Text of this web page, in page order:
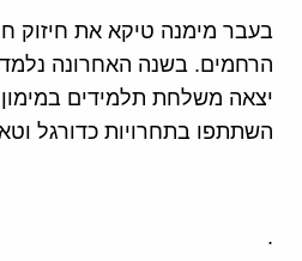
בעבר מימנה טיקא את חיזוק
הרחמים. בשנה האחרונה
יצאה משלחת תלמידים
השתתפו בתחרויות כדורגל
.